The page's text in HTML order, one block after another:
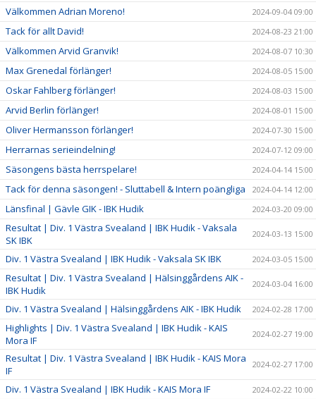
Välkommen Adrian Moreno! 2024-09-04 09:00
Tack för allt David! 2024-08-23 21:00
Välkommen Arvid Granvik! 2024-08-07 10:30
Max Grenedal förlänger! 2024-08-05 15:00
Oskar Fahlberg förlänger! 2024-08-03 15:00
Arvid Berlin förlänger! 2024-08-01 15:00
Oliver Hermansson förlänger! 2024-07-30 15:00
Herrarnas serieindelning! 2024-07-12 09:00
Säsongens bästa herrspelare! 2024-04-14 15:00
Tack för denna säsongen! - Sluttabell & Intern poängliga 2024-04-14 12:00
Länsfinal | Gävle GIK - IBK Hudik 2024-03-20 09:00
Resultat | Div. 1 Västra Svealand | IBK Hudik - Vaksala
SK IBK
2024-03-13 15:00
Div. 1 Västra Svealand | IBK Hudik - Vaksala SK IBK 2024-03-05 15:00
Resultat | Div. 1 Västra Svealand | Hälsinggårdens AIK -
IBK Hudik
2024-03-04 16:00
Div. 1 Västra Svealand | Hälsinggårdens AIK - IBK Hudik 2024-02-28 17:00
Highlights | Div. 1 Västra Svealand | IBK Hudik - KAIS
Mora IF
2024-02-27 19:00
Resultat | Div. 1 Västra Svealand | IBK Hudik - KAIS Mora
IF
2024-02-27 17:00
Div. 1 Västra Svealand | IBK Hudik - KAIS Mora IF 2024-02-22 10:00